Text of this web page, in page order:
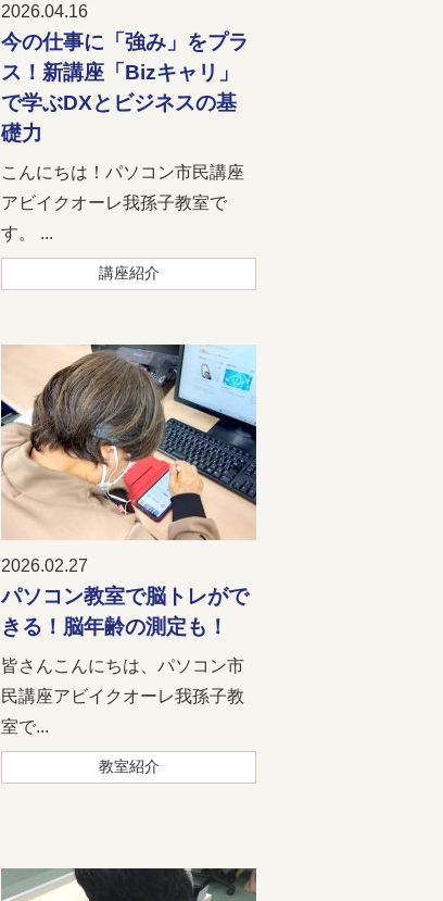
2026.04.16
今の仕事に「強み」をプラ
ス！新講座「Bizキャリ」
で学ぶDXとビジネスの基
礎力
こんにちは！パソコン市民講座
アビイクオーレ我孫子教室で
す。 ...
講座紹介
2026.02.27
パソコン教室で脳トレがで
きる！脳年齢の測定も！
皆さんこんにちは、パソコン市
民講座アビイクオーレ我孫子教
室で...
教室紹介